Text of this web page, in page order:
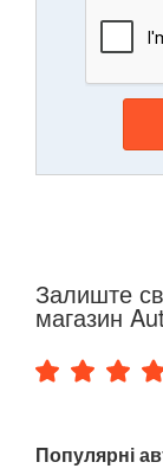
Залиште
магазин
Популярні